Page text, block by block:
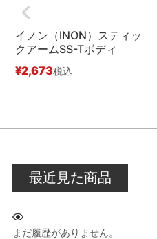
イノン（INON）スティッ
クアームSS-Tボディ
¥2,673税込
最近見た商品
まだ履歴がありません。